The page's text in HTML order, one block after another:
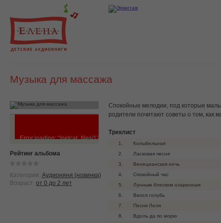
Музыка для массажа
Error loading: "/netcat_files/121/98/02___Laskovaya_pesnya.mp3"
Рейтинг альбома
Категория: Аудионяня (новинка)
Возраст: от 0 до 2 лет
Спокойные мелодии, под которые
родители почитают советы о том, как
Треклист
1.
Колыбельная
2.
Ласковая песня
3.
Венецианская ночь
4.
Спокойный час
5.
Лунным блеском озаренная
6.
Вился голубь
7.
Песня Леля
8.
Вдоль да по морю